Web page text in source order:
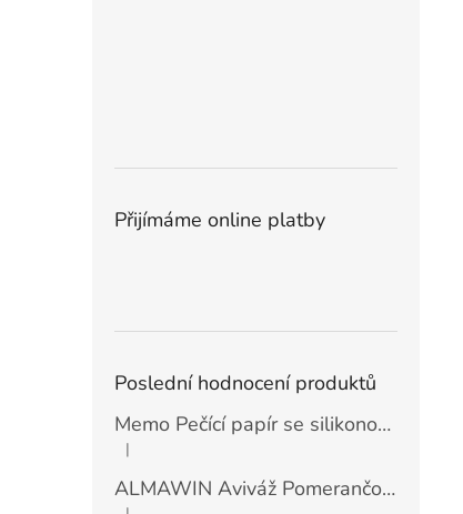
Přijímáme online platby
Poslední hodnocení produktů
Memo Pečící papír se silikonovou vrstvou (30 ks)
Hodnocení produktu je 5 z 5 hvězdiček.
|
ALMAWIN Aviváž Pomerančový květ 750 ml